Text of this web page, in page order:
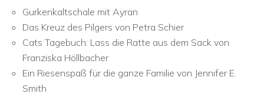
Gurkenkaltschale mit Ayran
Das Kreuz des Pilgers von Petra Schier
Cats Tagebuch: Lass die Ratte aus dem Sack von
Franziska Höllbacher
Ein Riesenspaß für die ganze Familie von Jennifer E.
Smith